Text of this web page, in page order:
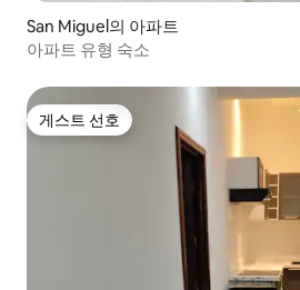
San Miguel의 아파트
아파트 유형 숙소
게스트 선호
게스트 선호